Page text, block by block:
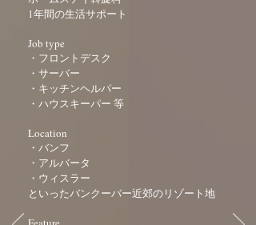
1年間の生活サポート
Job type
・フロントデスク
・サーバー
・キッチンヘルパー
・ハウスキーパー 等
Location
・バンフ
・アルバータ
・ウィスラー
といったバンクーバー近郊のリゾート地